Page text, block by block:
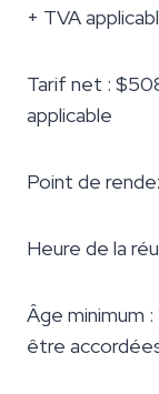
+ TVA
Tarif net :
applicable
Point de
Heure de la
Âge minimum
être